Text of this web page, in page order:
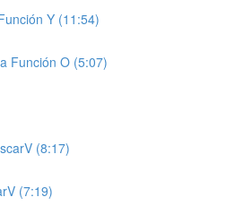
Y (11:54)
Función O (5:07)
(8:17)
(7:19)